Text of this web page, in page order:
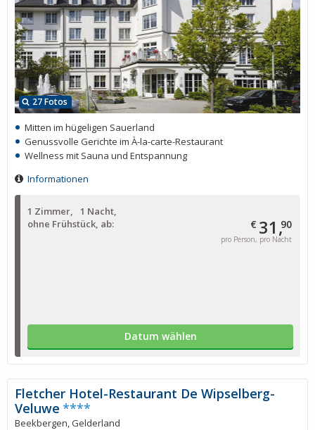
1 Zimmer
1 Nacht
ohne Frühstück, ab:
€ 31,90
pro Person, pro Nacht
Datum wählen
27 Fotos
Mitten im hügeligen Sauerland
Genussvolle Gerichte im À-la-carte-Restaurant
Wellness mit Sauna und Entspannung
Informationen
Fletcher Hotel-Restaurant De Wipselberg-
Veluwe ****
Beekbergen, Gelderland